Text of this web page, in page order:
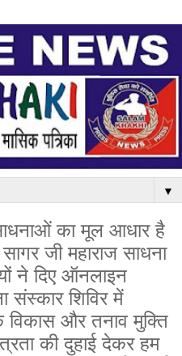
▼
का मूल आधार है
जी महाराज साधना
ने दिए ऑनलाइन
संस्कार शिविर में
विकास और तनाव मुक्ति
की दुहाई देकर हम